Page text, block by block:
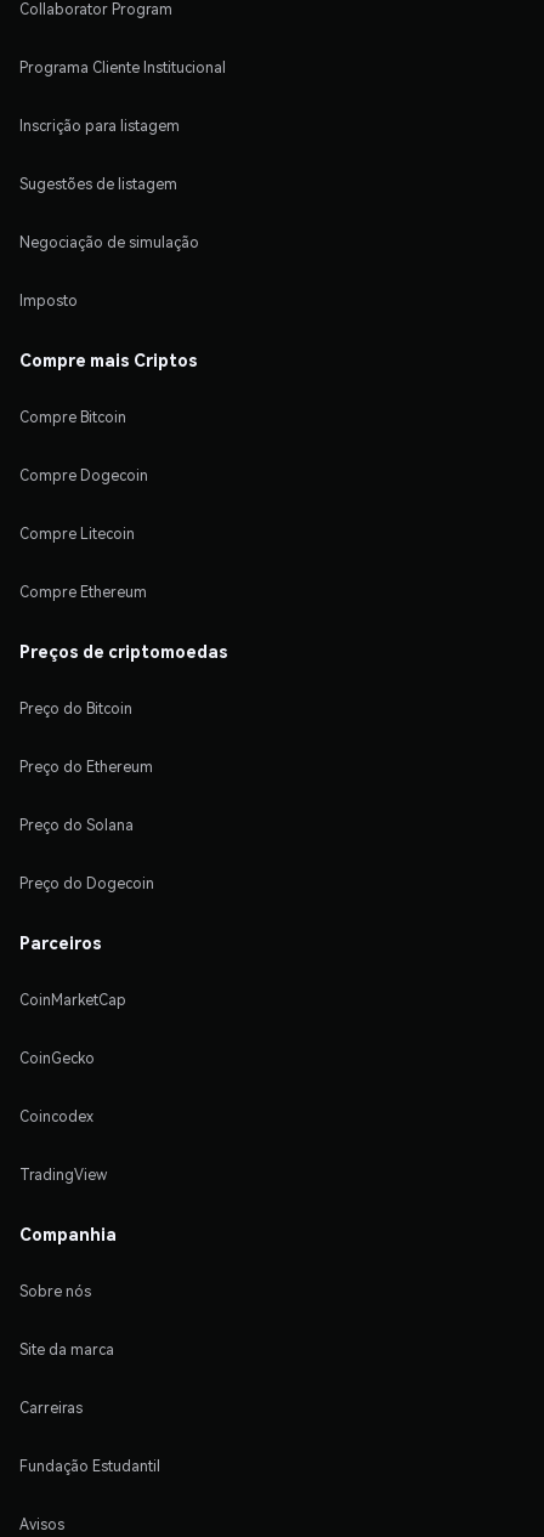
Collaborator Program
Programa Cliente Institucional
Inscrição para listagem
Sugestões de listagem
Negociação de simulação
Imposto
Compre mais Criptos
Compre Bitcoin
Compre Dogecoin
Compre Litecoin
Compre Ethereum
Preços de criptomoedas
Preço do Bitcoin
Preço do Ethereum
Preço do Solana
Preço do Dogecoin
Parceiros
CoinMarketCap
CoinGecko
Coincodex
TradingView
Companhia
Sobre nós
Site da marca
Carreiras
Fundação Estudantil
Avisos